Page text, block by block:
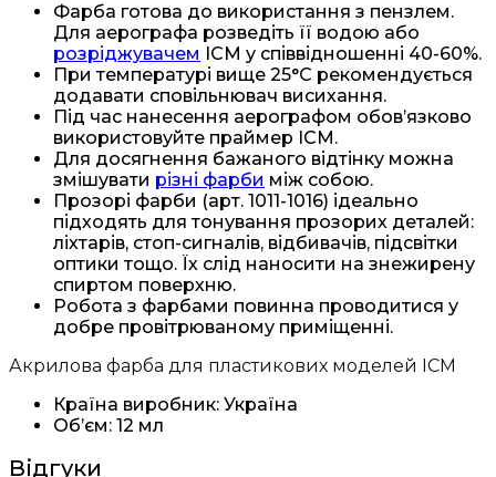
Фарба готова до використання з пензлем.
Для аерографа розведіть її водою або
розріджувачем ICM у співвідношенні 40-60%.
При температурі вище 25°C рекомендується
додавати сповільнювач висихання.
Під час нанесення аерографом обов’язково
використовуйте праймер ICM.
Для досягнення бажаного відтінку можна
змішувати різні фарби між собою.
Прозорі фарби (арт. 1011-1016) ідеально
підходять для тонування прозорих деталей:
ліхтарів, стоп-сигналів, відбивачів, підсвітки
оптики тощо. Їх слід наносити на знежирену
спиртом поверхню.
Робота з фарбами повинна проводитися у
добре провітрюваному приміщенні.
Акрилова фарба для пластикових моделей ICM
Країна виробник: Україна
Об’єм: 12 мл
Відгуки